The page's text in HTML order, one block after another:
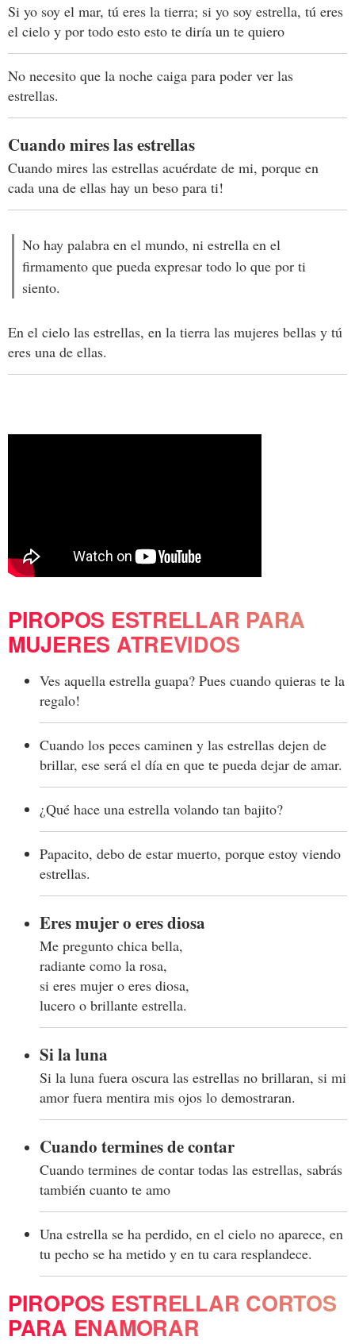
Si yo soy el mar, tú eres la tierra; si yo soy estrella, tú eres
el cielo y por todo esto esto te diría un te quiero
No necesito que la noche caiga para poder ver las
estrellas.
Cuando mires las estrellas
Cuando mires las estrellas acuérdate de mi, porque en
cada una de ellas hay un beso para ti!
No hay palabra en el mundo, ni estrella en el
firmamento que pueda expresar todo lo que por ti
siento.
En el cielo las estrellas, en la tierra las mujeres bellas y tú
eres una de ellas.
PIROPOS ESTRELLAR PARA
MUJERES ATREVIDOS
Ves aquella estrella guapa? Pues cuando quieras te la
regalo!
Cuando los peces caminen y las estrellas dejen de
brillar, ese será el día en que te pueda dejar de amar.
¿Qué hace una estrella volando tan bajito?
Papacito, debo de estar muerto, porque estoy viendo
estrellas.
Eres mujer o eres diosa
Me pregunto chica bella,
radiante como la rosa,
si eres mujer o eres diosa,
lucero o brillante estrella.
Si la luna
Si la luna fuera oscura las estrellas no brillaran, si mi
amor fuera mentira mis ojos lo demostraran.
Cuando termines de contar
Cuando termines de contar todas las estrellas, sabrás
también cuanto te amo
Una estrella se ha perdido, en el cielo no aparece, en
tu pecho se ha metido y en tu cara resplandece.
PIROPOS ESTRELLAR CORTOS
PARA ENAMORAR